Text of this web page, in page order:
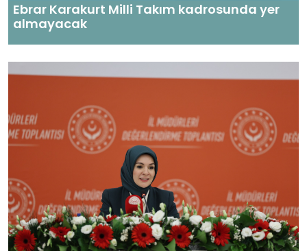
Ebrar Karakurt Milli Takım kadrosunda yer
almayacak